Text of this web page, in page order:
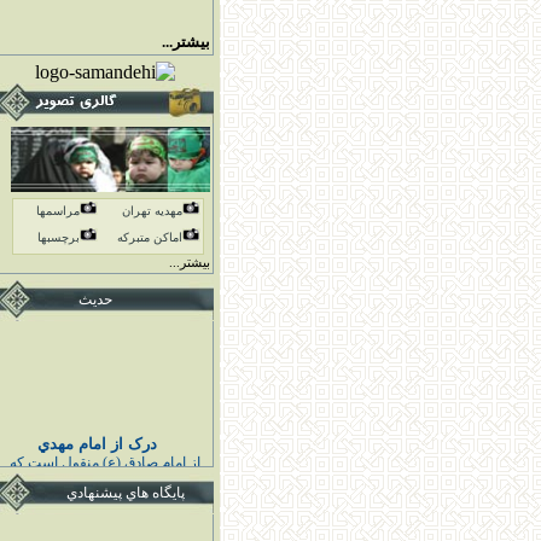
بیشتر...
مهدیه تهران
مراسمها
اماكن متبركه
برچسبها
بیشتر...
حدیث
درک از امام مهدي
از امام صادق (ع) منقول است كه
خوشا به حال كسى كه قائم اهل
بيت مرا درك كند و به او اقتدا كند
پايگاه هاي پيشنهادي